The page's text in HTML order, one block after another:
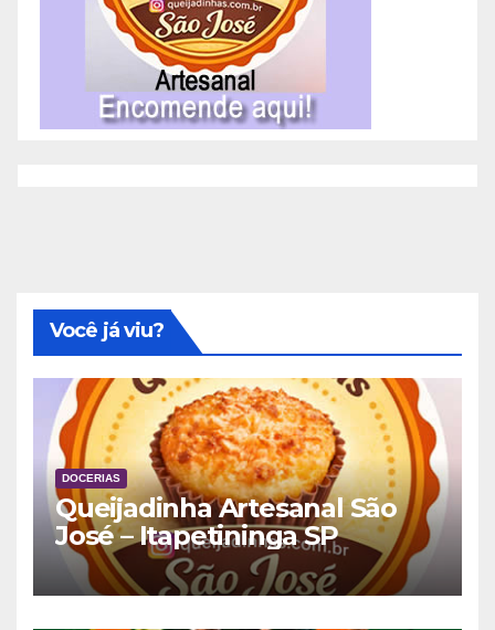
Você já viu?
DOCERIAS
Queijadinha Artesanal São
José – Itapetininga SP